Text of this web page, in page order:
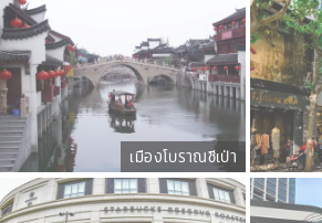
เมืองโบราณชีเป่า